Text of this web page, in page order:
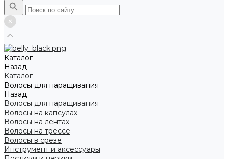
Каталог
Назад
Каталог
Волосы для наращивания
Назад
Волосы для наращивания
Волосы на капсулах
Волосы на лентах
Волосы на трессе
Волосы в срезе
Инструмент и аксессуары